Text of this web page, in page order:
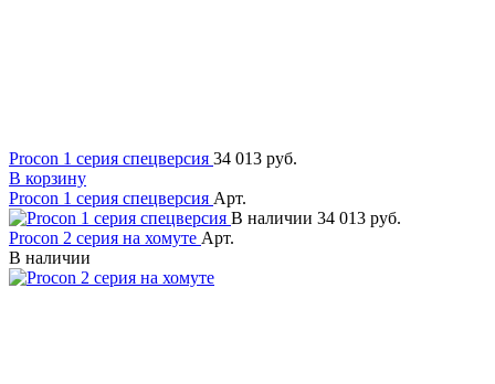
Procon 1 серия спецверсия 34 013 руб.
В корзину
Procon 1 серия спецверсия Арт.
В наличии 34 013 руб.
Procon 2 серия на хомуте Арт.
В наличии